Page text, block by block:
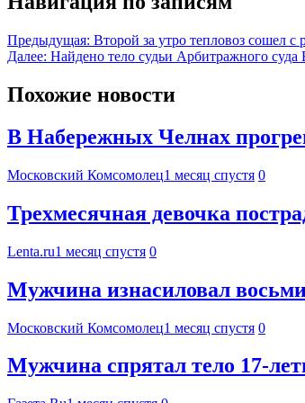
Предыдущая: Второй за утро тепловоз сошел с
Далее: Найдено тело судьи Арбитражного суда
Похожие новости
В Набережных Челнах
Московский Комсомолец1 месяц спустя 0
Трехмесячная девочка
Lenta.ru1 месяц спустя 0
Мужчина изнасиловал
Московский Комсомолец1 месяц спустя 0
Мужчина спрятал тело 17-